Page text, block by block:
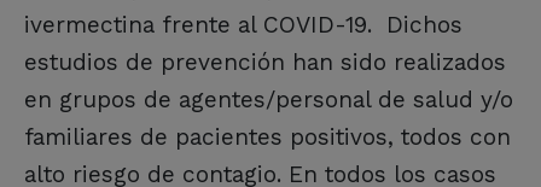
ivermectina frente al COVID-19. Dichos
estudios de prevención han sido realizados
en grupos de agentes/personal de salud y/o
familiares de pacientes positivos, todos con
alto riesgo de contagio. En todos los casos